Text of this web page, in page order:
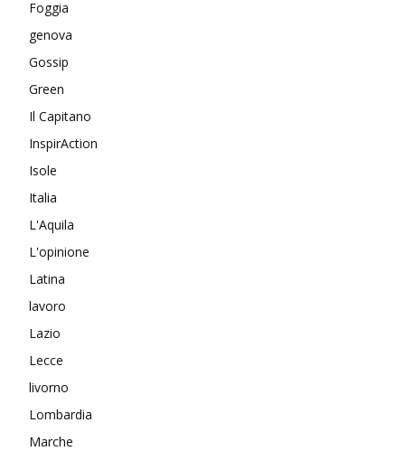
Foggia
genova
Gossip
Green
Il Capitano
InspirAction
Isole
Italia
L'Aquila
L'opinione
Latina
lavoro
Lazio
Lecce
livorno
Lombardia
Marche